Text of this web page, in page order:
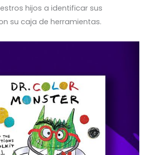
hijos a identificar sus
su caja de herramientas.